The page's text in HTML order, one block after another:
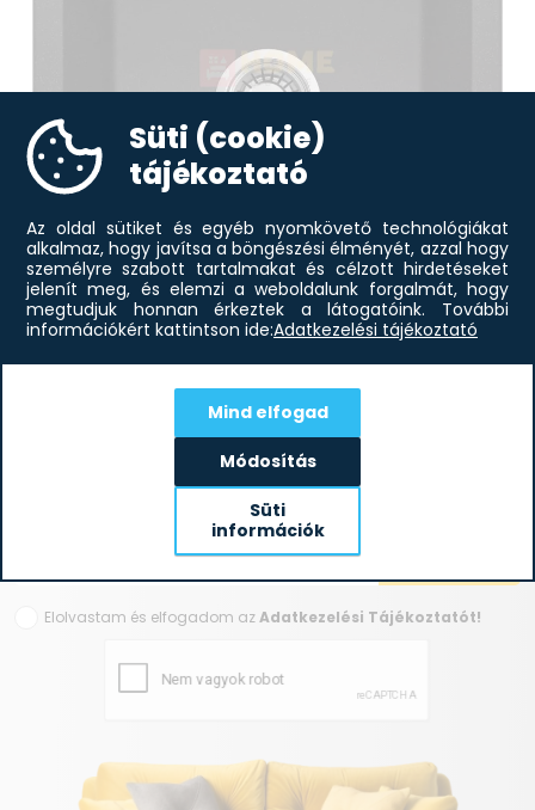
-10%
74 872Ft
Iratkozz fel hírlevelünkre!
Értesülj elsőként aktuális akcióinkról!
Elolvastam és elfogadom azAdatkezelési Tájékoztatót!
Süti (cookie)
tájékoztató
Az oldal sütiket és egyéb nyomkövető technológiákat
alkalmaz, hogy javítsa a böngészési élményét, azzal hogy
személyre szabott tartalmakat és célzott hirdetéseket
jelenít meg, és elemzi a weboldalunk forgalmát, hogy
megtudjuk honnan érkeztek a látogatóink.
További
információkért kattintson ide:Adatkezelési tájékoztató
Mind elfogad
Módosítás
Süti
információk